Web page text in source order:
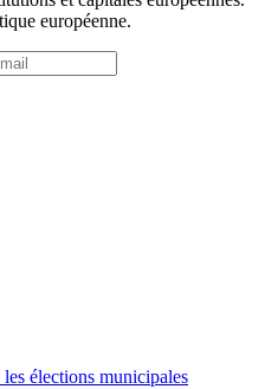
européenne.
élections municipales